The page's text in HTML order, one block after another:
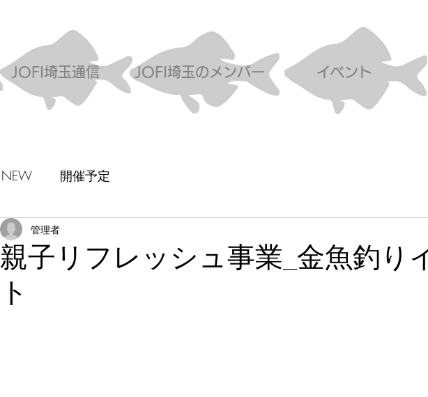
JOFI埼玉通信 JOFI埼玉のメンバー イベント
NEW 開催予定
親子リフレッシュ事業_金魚釣り
ト
管理者